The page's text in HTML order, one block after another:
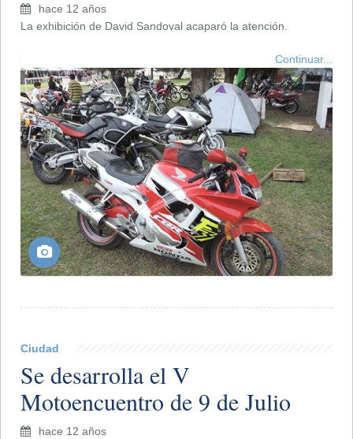
hace 12 años
La exhibición de David Sandoval acaparó la atención.
Continuar...
Ciudad
Se desarrolla el V
Motoencuentro de 9 de Julio
hace 12 años